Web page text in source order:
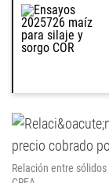
Relación entre